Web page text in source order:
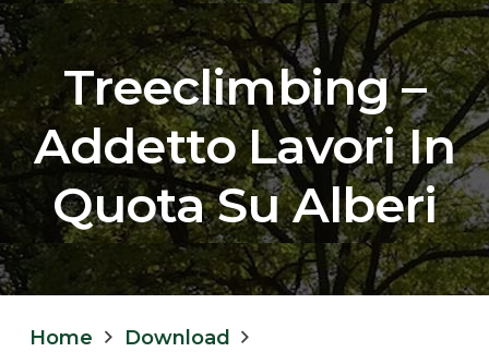
Treeclimbing –
Addetto Lavori In
Quota Su Alberi
Home
Download